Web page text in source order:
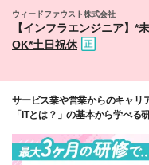
1000円以
ス／大阪
ェクト ●
ィス≫ 愛
タービル3階 ≪福岡オフィス≫ 福岡県福
神1-13-25福岡中
く当社関
ウィードファウスト株式会社
【インフラエンジニア】*
OK*土日祝休
サービス業や営業からのキャリ
「ITとは？」の基本から学べ